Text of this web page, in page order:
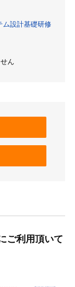
ム設計基礎研修
ん
ご利用頂いて